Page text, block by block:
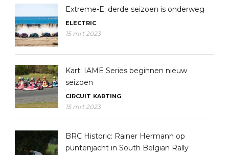
Extreme-E: derde seizoen is onderweg
ELECTRIC
15 mrt 2023
Kart: IAME Series beginnen nieuw
seizoen
CIRCUIT KARTING
15 mrt 2023
BRC Historic: Rainer Hermann op
puntenjacht in South Belgian Rally